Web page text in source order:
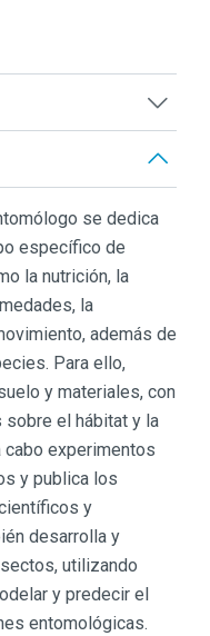
se dedica
específico de
la nutrición, la
la
además de
Para ello,
y materiales, con
el hábitat y la
experimentos
y publica los
y
desarrolla y
utilizando
y predecir el
entomológicas.